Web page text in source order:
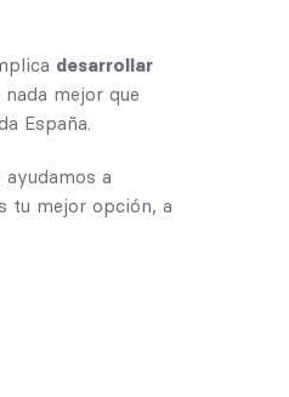
desarrollar
nada mejor que
España.
ayudamos a
tu mejor opción, a